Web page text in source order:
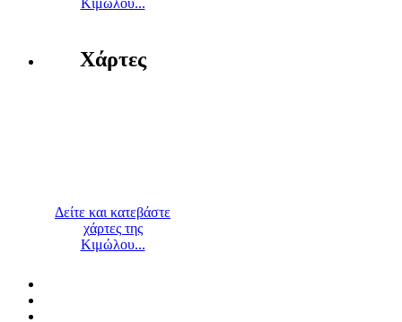
Χάρτες
Δείτε και κατεβάστε
χάρτες της
Κιμώλου...